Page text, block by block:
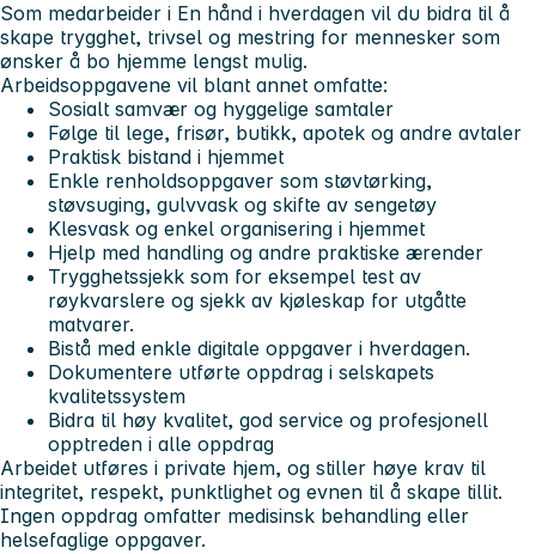
Som medarbeider i En hånd i hverdagen vil du bidra til å
skape trygghet, trivsel og mestring for mennesker som
ønsker å bo hjemme lengst mulig.
Arbeidsoppgavene vil blant annet omfatte:
Sosialt samvær og hyggelige samtaler
Følge til lege, frisør, butikk, apotek og andre avtaler
Praktisk bistand i hjemmet
Enkle renholdsoppgaver som støvtørking,
støvsuging, gulvvask og skifte av sengetøy
Klesvask og enkel organisering i hjemmet
Hjelp med handling og andre praktiske ærender
Trygghetssjekk som for eksempel test av
røykvarslere og sjekk av kjøleskap for utgåtte
matvarer.
Bistå med enkle digitale oppgaver i hverdagen.
Dokumentere utførte oppdrag i selskapets
kvalitetssystem
Bidra til høy kvalitet, god service og profesjonell
opptreden i alle oppdrag
Arbeidet utføres i private hjem, og stiller høye krav til
integritet, respekt, punktlighet og evnen til å skape tillit.
Ingen oppdrag omfatter medisinsk behandling eller
helsefaglige oppgaver.